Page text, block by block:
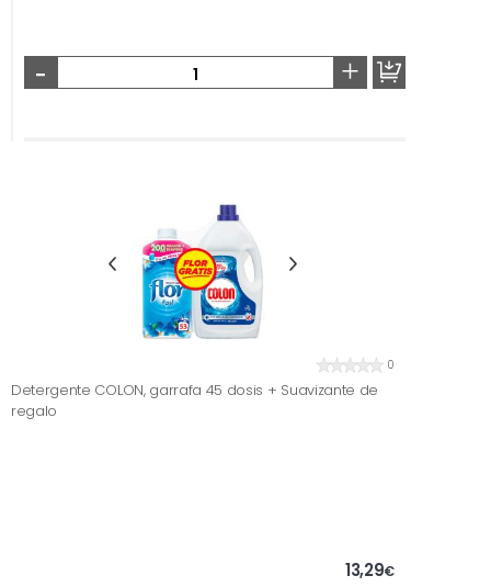
- +
0
Detergente COLON, garrafa 45 dosis + Suavizante de
regalo
13,29€